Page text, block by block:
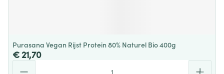
Purasana Vegan Rijst Protein 80% Naturel Bio 400g
€ 21,70